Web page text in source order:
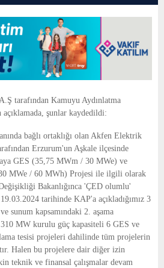
tarafından Kamuyu Aydınlatma
şunlar kaydedildi:
bağlı ortaklığı olan Akfen Elektrik
Erzurum'un Aşkale ilçesinde
GES (35,75 MWm / 30 MWe) ve
MWe / 60 MWh) Projesi ile ilgili olarak
Bakanlığınca 'ÇED olumlu'
tarihinde KAP'a açıkladığımız 3
sunum kapsamındaki 2. aşama
310 MW kurulu güç kapasiteli 6 GES ve
tesisi projeleri dahilinde tüm projelerin
Halen bu projelere dair diğer izin
teknik ve finansal çalışmalar devam